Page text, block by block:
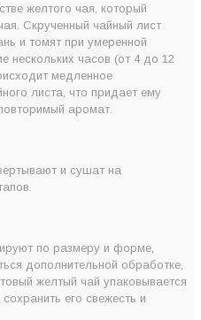
желтого чая, который
Скрученный чайный лист
и томят при умеренной
нескольких часов (от 4 до 12
медленное
листа, что придает ему
аромат.
и сушат на
по размеру и форме,
дополнительной обработке,
желтый чай упаковывается
его свежесть и